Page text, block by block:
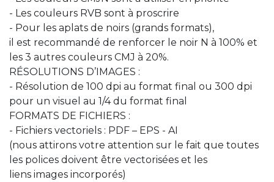
- Les couleurs RVB sont à proscrire
- Pour les aplats de noirs (grands formats),
il est recommandé de renforcer le noir N à 100% et
les 3 autres couleurs CMJ à 20%.
RÉSOLUTIONS D’IMAGES :
- Résolution de 100 dpi au format final ou 300 dpi
pour un visuel au 1/4 du format final
FORMATS DE FICHIERS :
- Fichiers vectoriels : PDF – EPS - AI
(nous attirons votre attention sur le fait que toutes
les polices doivent être vectorisées et les
liens images incorporés)